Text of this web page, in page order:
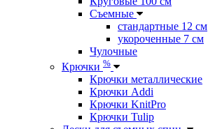
Съемные
стандартные 12 см
укороченные 7 см
Чулочные
Крючки %
Крючки металлические
Крючки Addi
Крючки KnitPro
Крючки Tulip